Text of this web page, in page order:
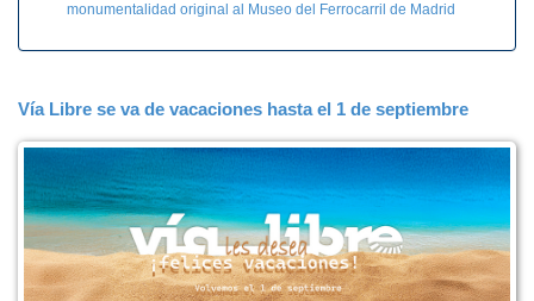
monumentalidad original al Museo del Ferrocarril de Madrid
Vía Libre se va de vacaciones hasta el 1 de septiembre